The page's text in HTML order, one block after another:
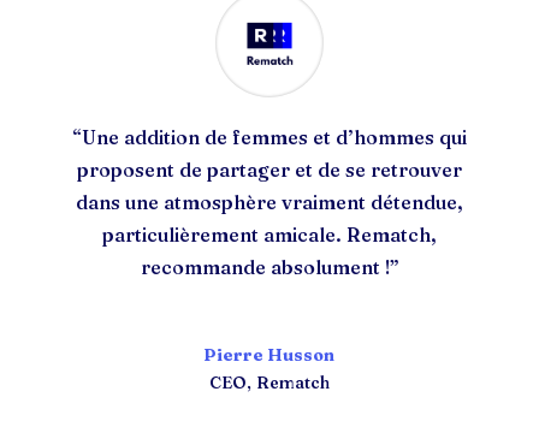
“Une addition de femmes et d’hommes qui
proposent de partager et de se retrouver
dans une atmosphère vraiment détendue,
particulièrement amicale. Rematch,
recommande absolument !”
Pierre Husson
CEO, Rematch